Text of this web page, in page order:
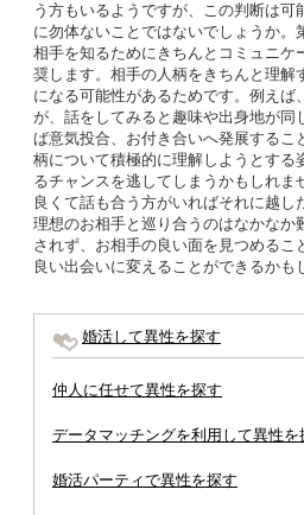
う方もいるようですが、この判断は可
に勿体ないことではないでしょうか。
相手を知るためにきちんとコミュニケ
奨します。相手の人柄をきちんと理解
になる可能性があるためです。例えば
が、話をしてみると趣味や出身地が同
ば意気投合、お付き合いへ発展するこ
柄について積極的に理解しようとする
るチャンスを逃してしまうかもしれま
良くて話も合う方がいればそれに越し
理想のお相手と巡り合うのはなかなか
されず、お相手の良い面を見つめるこ
良い出会いに変えることができるかも
婚活して異性を探す
仲人に任せて異性を探す
データマッチングを利用して異性を
婚活パーティで異性を探す